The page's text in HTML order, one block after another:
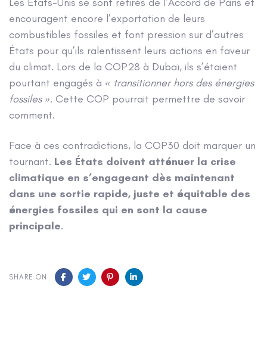
encouragent encore l’exportation de leurs
combustibles fossiles et font pression sur d’autres
États pour qu’ils ralentissent leurs actions en faveur
du climat. Lors de la COP28 à Dubaï, ils s’étaient
pourtant engagés à « transitionner hors des énergies
fossiles ». Cette COP pourrait permettre de savoir
comment.
Face à ces contradictions, la COP30 doit marquer un
tournant. Les États doivent atténuer la crise
climatique en s’engageant dès maintenant
dans une sortie rapide, juste et équitable des
énergies fossiles qui en sont la cause
principale.
SHARE ON